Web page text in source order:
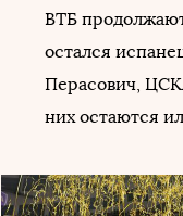
ВТБ
остался
Перасович,
них остаются